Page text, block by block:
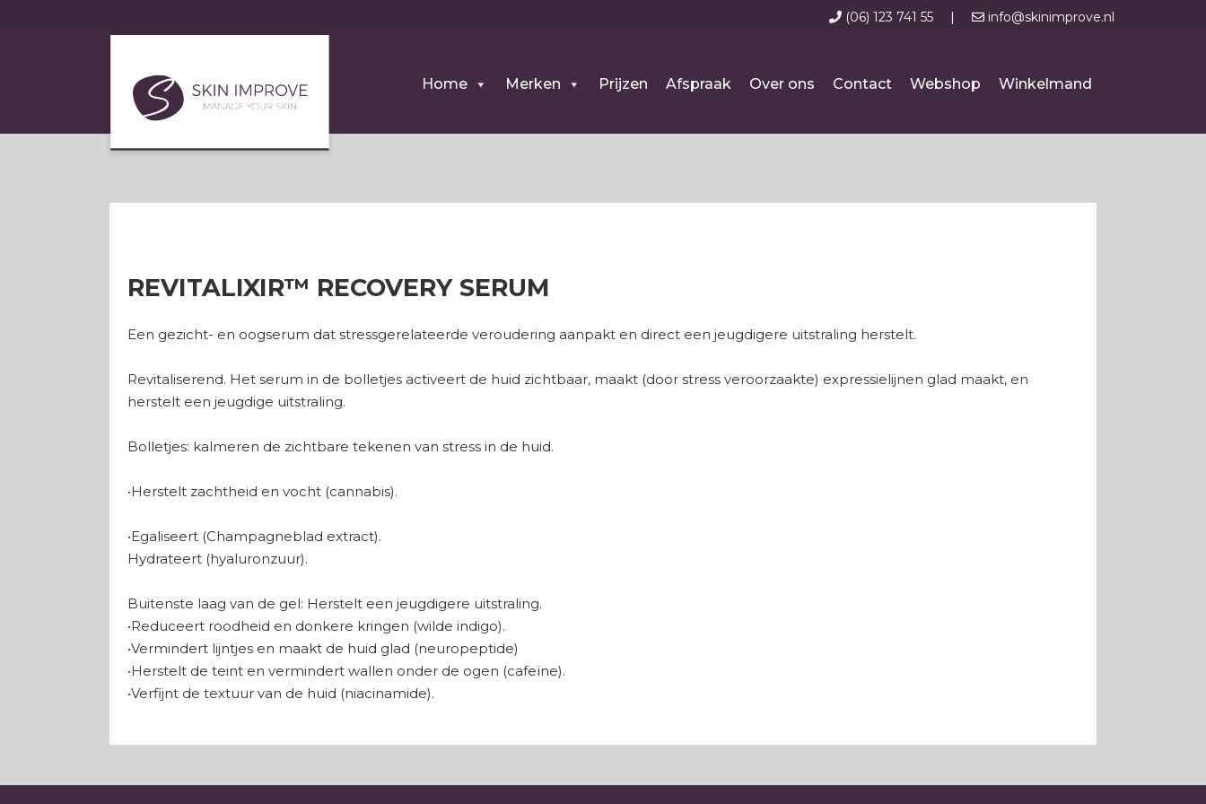
(06) 123 741 55 | info@skinimprove.nl
Home Merken Prijzen Afspraak Over ons Contact Webshop Winkelmand
REVITALIXIR™ RECOVERY SERUM
Een gezicht- en oogserum dat stressgerelateerde veroudering aanpakt en direct een jeugdigere uitstraling herstelt.
Revitaliserend. Het serum in de bolletjes activeert de huid zichtbaar, maakt (door stress veroorzaakte) expressielijnen glad maakt, en
herstelt een jeugdige uitstraling.
Bolletjes: kalmeren de zichtbare tekenen van stress in de huid.
•Herstelt zachtheid en vocht (cannabis).
•Egaliseert (Champagneblad extract).
Hydrateert (hyaluronzuur).
Buitenste laag van de gel: Herstelt een jeugdigere uitstraling.
•Reduceert roodheid en donkere kringen (wilde indigo).
•Vermindert lijntjes en maakt de huid glad (neuropeptide)
•Herstelt de teint en vermindert wallen onder de ogen (cafeïne).
•Verfijnt de textuur van de huid (niacinamide).